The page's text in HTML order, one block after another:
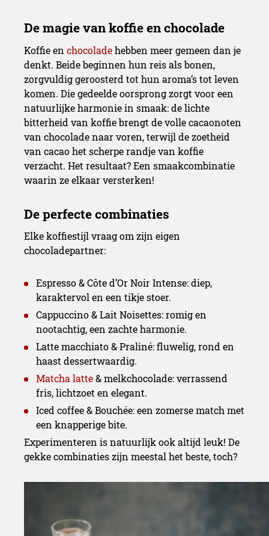
Koffie en chocoladehebben meer gemeen dan je
denkt. Beide beginnen hun reis als bonen,
zorgvuldig geroosterd tot hun aroma’s tot leven
komen. Die gedeelde oorsprong zorgt voor een
natuurlijke harmonie in smaak: de lichte
bitterheid van koffie brengt de volle cacaonoten
van chocolade naar voren, terwijl de zoetheid
van cacao het scherpe randje van koffie
verzacht. Het resultaat? Een smaakcombinatie
waarin ze elkaar versterken!
Elke koffiestijl vraag om zijn eigen
chocoladepartner:
Espresso & Côte d’Or Noir Intense: diep,
karaktervol en een tikje stoer.
Cappuccino & Lait Noisettes: romig en
nootachtig, een zachte harmonie.
Latte macchiato & Praliné: fluwelig, rond en
haast dessertwaardig.
Matcha latte& melkchocolade: verrassend
fris, lichtzoet en elegant.
Iced coffee & Bouchée: een zomerse match met
een knapperige bite.
Experimenteren is natuurlijk ook altijd leuk! De
gekke combinaties zijn meestal het beste, toch?